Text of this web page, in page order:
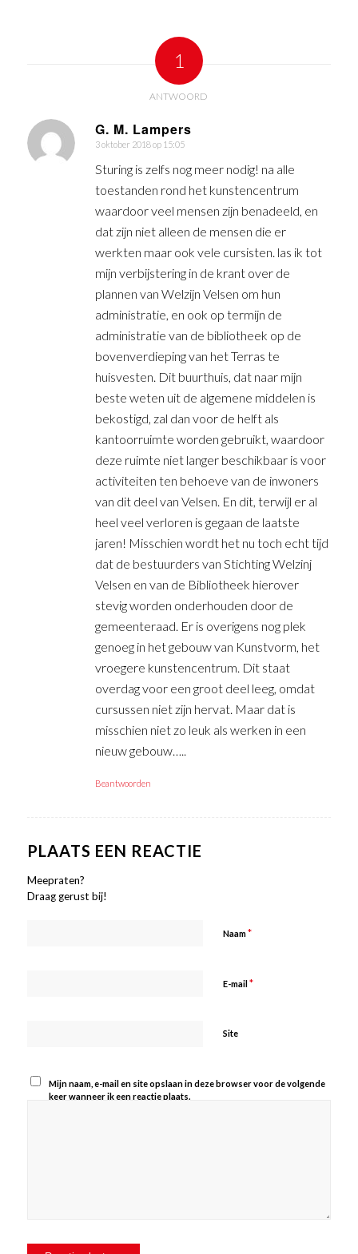
1
ANTWOORD
G. M. Lampers
zegt:
3 oktober 2018 op 15:05
Sturing is zelfs nog meer nodig! na alle
toestanden rond het kunstencentrum
waardoor veel mensen zijn benadeeld, en
dat zijn niet alleen de mensen die er
werkten maar ook vele cursisten. las ik tot
mijn verbijstering in de krant over de
plannen van Welzijn Velsen om hun
administratie, en ook op termijn de
administratie van de bibliotheek op de
bovenverdieping van het Terras te
huisvesten. Dit buurthuis, dat naar mijn
beste weten uit de algemene middelen is
bekostigd, zal dan voor de helft als
kantoorruimte worden gebruikt, waardoor
deze ruimte niet langer beschikbaar is voor
activiteiten ten behoeve van de inwoners
van dit deel van Velsen. En dit, terwijl er al
heel veel verloren is gegaan de laatste
jaren! Misschien wordt het nu toch echt tijd
dat de bestuurders van Stichting Welzinj
Velsen en van de Bibliotheek hierover
stevig worden onderhouden door de
gemeenteraad. Er is overigens nog plek
genoeg in het gebouw van Kunstvorm, het
vroegere kunstencentrum. Dit staat
overdag voor een groot deel leeg, omdat
cursussen niet zijn hervat. Maar dat is
misschien niet zo leuk als werken in een
nieuw gebouw…..
Beantwoorden
PLAATS EEN REACTIE
Meepraten?
Draag gerust bij!
Naam*
E-mail*
Site
Mijn naam, e-mail en site opslaan in deze browser voor de volgende
keer wanneer ik een reactie plaats.